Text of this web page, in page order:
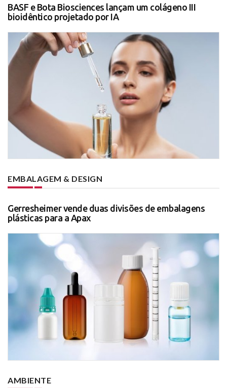
BASF e Bota Biosciences lançam um colágeno III
bioidêntico projetado por IA
EMBALAGEM & DESIGN
Gerresheimer vende duas divisões de embalagens
plásticas para a Apax
AMBIENTE